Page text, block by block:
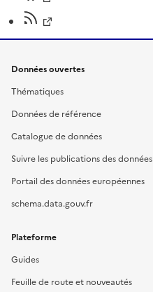
Données ouvertes
Thématiques
Données de référence
Catalogue de données
Suivre les publications des données
Portail des données européennes
schema.data.gouv.fr
Plateforme
Guides
Feuille de route et nouveautés